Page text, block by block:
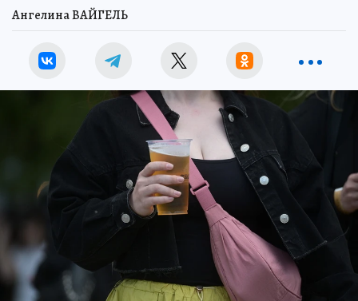
Ангелина ВАЙГЕЛЬ